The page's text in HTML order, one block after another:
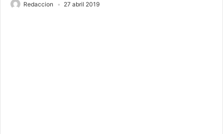
Redaccion 27 abril 2019